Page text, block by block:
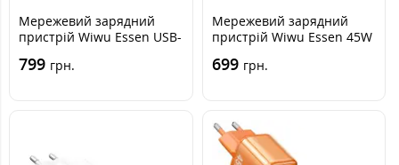
Мережевий зарядний
пристрій Wiwu Essen USB-
Type-C White, Білий
799 грн.
Мережевий зарядний
пристрій Wiwu Essen 45W
699 грн.